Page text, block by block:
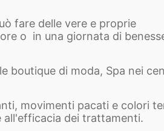
fare delle vere e proprie
o in una giornata di
boutique di moda, Spa nei
movimenti pacati e colori
all'efficacia dei trattamenti.